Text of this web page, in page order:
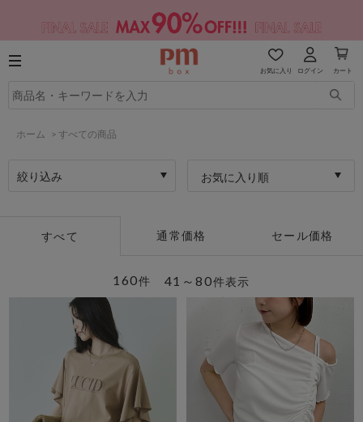
お気に入り ログイン カート
ホーム > すべての商品
絞り込み お気に入り順
すべて 通常価格 セール価格
41～80件表示
160件